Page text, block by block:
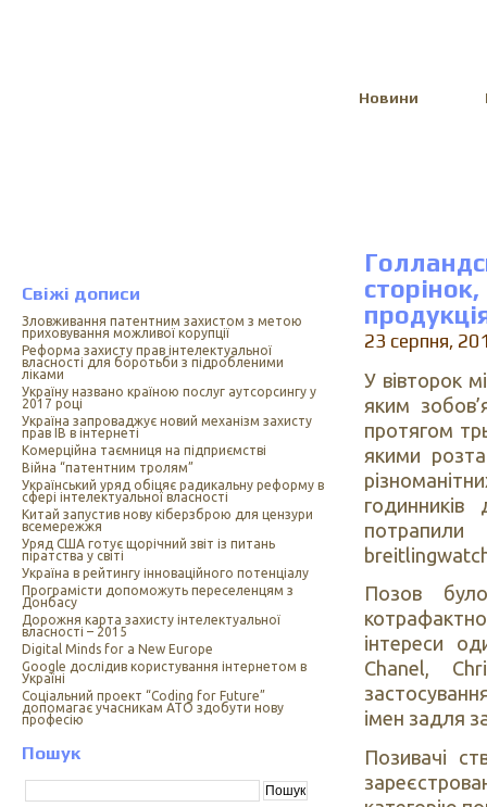
Новини
Свіжі дописи
Зловживання патентним захистом з метою
приховування можливої корупції
Реформа захисту прав інтелектуальної
власності для боротьби з підробленими
ліками
Україну названо країною послуг аутсорсингу у
2017 році
Україна запроваджує новий механізм захисту
прав ІВ в інтернеті
Комерційна таємниця на підприємстві
Війна “патентним тролям”
Український уряд обіцяє радикальну реформу в
сфері інтелектуальної власності
Китай запустив нову кіберзброю для цензури
всемережжя
Уряд США готує щорічний звіт із питань
піратства у світі
Україна в рейтингу інноваційного потенціалу
Програмісти допоможуть переселенцям з
Донбасу
Дорожня карта захисту інтелектуальної
власності – 2015
Digital Minds for a New Europe
Google дослідив користування інтернетом в
Україні
Cоціальний проект “Coding for Future”
допомагає учасникам АТО здобути нову
професію
Пошук
23 серпня,
У вівторок
яким
протягом
якими
потрапили
Позов
інтереси
Chanel,
імен задля
Позивачі